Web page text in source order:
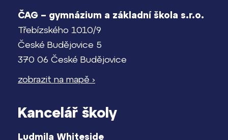
ČAG – gymnázium a základní škola s.r.o.
Třebízského 1010/9
České Budějovice 5
370 06 České Budějovice
zobrazit na mapě ›
Kancelář školy
Ludmila Whiteside